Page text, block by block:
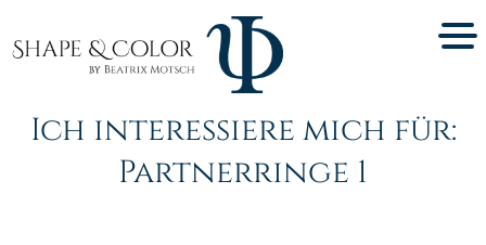
Ich interessiere mich für:
Partnerringe 1